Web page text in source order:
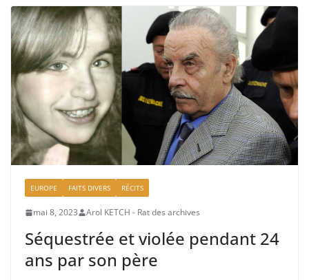
EUROPE FAITS DIVERS RÉCITS
mai 8, 2023 Arol KETCH - Rat des archives
Séquestrée et violée pendant 24
ans par son père